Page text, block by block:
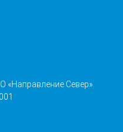
«Направление Север»